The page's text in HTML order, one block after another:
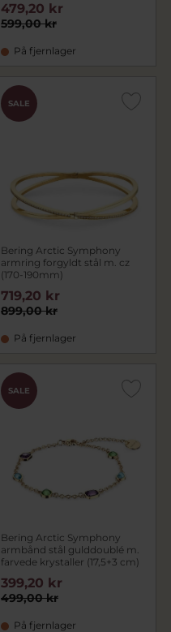
599,00 kr
479,20 kr
På fjernlager
SALE
Bering Arctic Symphony
armring forgyldt stål m. cz
(170-190mm)
899,00 kr
719,20 kr
På fjernlager
SALE
Bering Arctic Symphony
armbånd stål gulddoublé m.
farvede krystaller (17,5+3 cm)
499,00 kr
399,20 kr
På fjernlager